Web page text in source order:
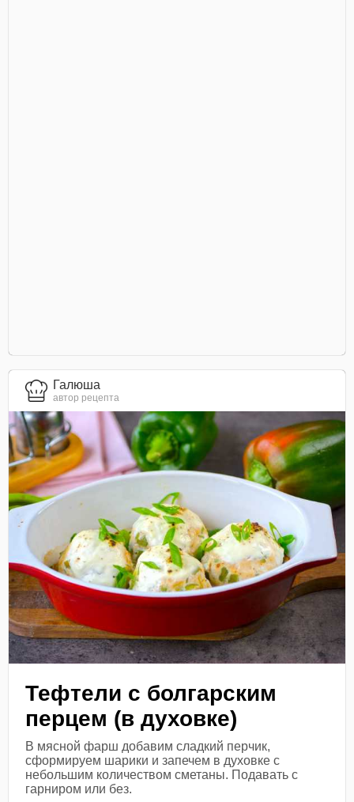
Галюша
автор рецепта
Тефтели с болгарским
перцем (в духовке)
В мясной фарш добавим сладкий перчик,
сформируем шарики и запечем в духовке с
небольшим количеством сметаны. Подавать с
гарниром или без.